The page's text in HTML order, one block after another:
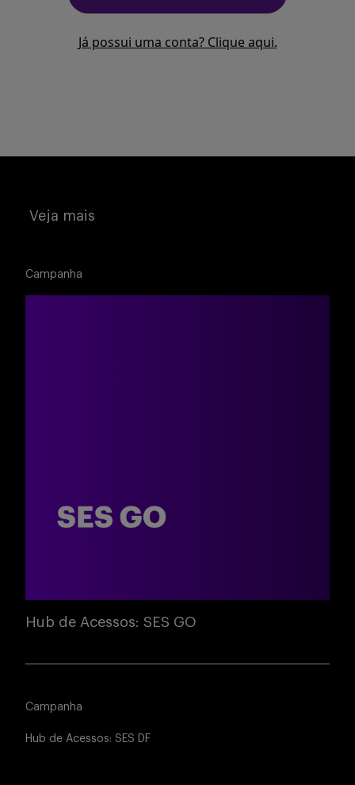
Já possui uma conta? Clique aqui.
Veja mais
Campanha
Hub de Acessos: SES GO
Campanha
Hub de Acessos: SES DF